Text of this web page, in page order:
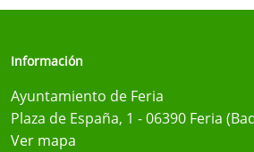
Información
Ayuntamiento de Feria
Plaza de España, 1 - 06390 Feria
Ver mapa